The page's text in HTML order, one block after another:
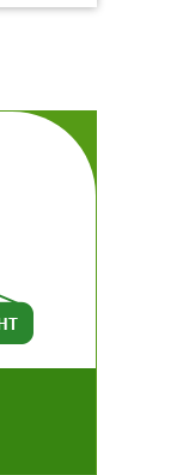
↓